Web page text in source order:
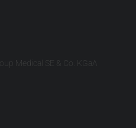
Medical SE & Co. KGaA